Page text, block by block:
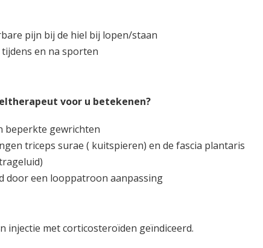
pijn bij de hiel bij lopen/staan
en na sporten
voor u betekenen?
beperkte gewrichten
triceps surae ( kuitspieren) en de fascia plantaris
door een looppatroon aanpassing
injectie met corticosteroïden geïndiceerd.